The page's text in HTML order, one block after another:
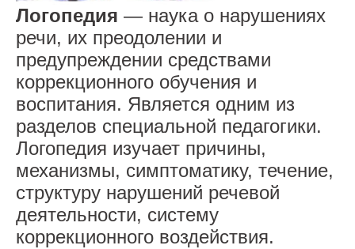
(перевода)
Стипендии и иные виды
материальной поддержки
Международное сотрудничество
Организация питания
Родителям
Зачисление в ДОУ
Оплата за детский сад
Логопедия — наука о нарушениях
речи, их преодолении и
предупреждении средствами
коррекционного обучения и
воспитания. Является одним из
разделов специальной педагогики.
Логопедия изучает причины,
механизмы, симптоматику, течение,
структуру нарушений речевой
деятельности, систему
коррекционного воздействия.